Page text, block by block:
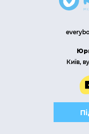
Київ,